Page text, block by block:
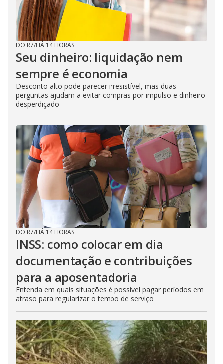
DO R7/HÁ 14 HORAS
Seu dinheiro: liquidação nem
sempre é economia
Desconto alto pode parecer irresistível, mas duas
perguntas ajudam a evitar compras por impulso e dinheiro
desperdiçado
DO R7/HÁ 14 HORAS
INSS: como colocar em dia
documentação e contribuições
para a aposentadoria
Entenda em quais situações é possível pagar períodos em
atraso para regularizar o tempo de serviço